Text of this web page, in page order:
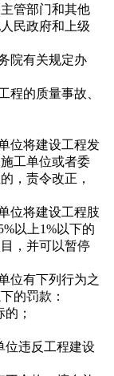
管部门和其他
民政府和上级
院有关规定办
的质量事故、
位将建设工程发
工单位或者委
，责令改正，
位将建设工程肢
以上1%以下的
，并可以暂停
位有下列行为之
的罚款：
；
位违反工程建设